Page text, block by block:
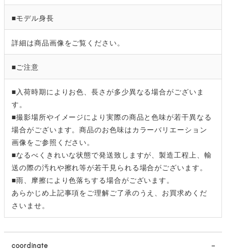
■モデル身長
詳細は商品画像をご覧ください。
■ご注意
■入荷時期によりお色、長さが多少異なる場合がございま
す。
■撮影場所やイメージにより実際の商品と色味が若干異なる
場合がございます。商品のお色味はカラーバリエーション
画像をご参照ください。
■なるべくきれいな状態で発送致しますが、製造工程上、輸
送の際の汚れや擦れ等が若干見られる場合がございます。
■雨、摩擦により色落ちする場合がございます。
あらかじめ上記事項をご理解ご了承のうえ、お買求めくだ
さいませ。
coordinate